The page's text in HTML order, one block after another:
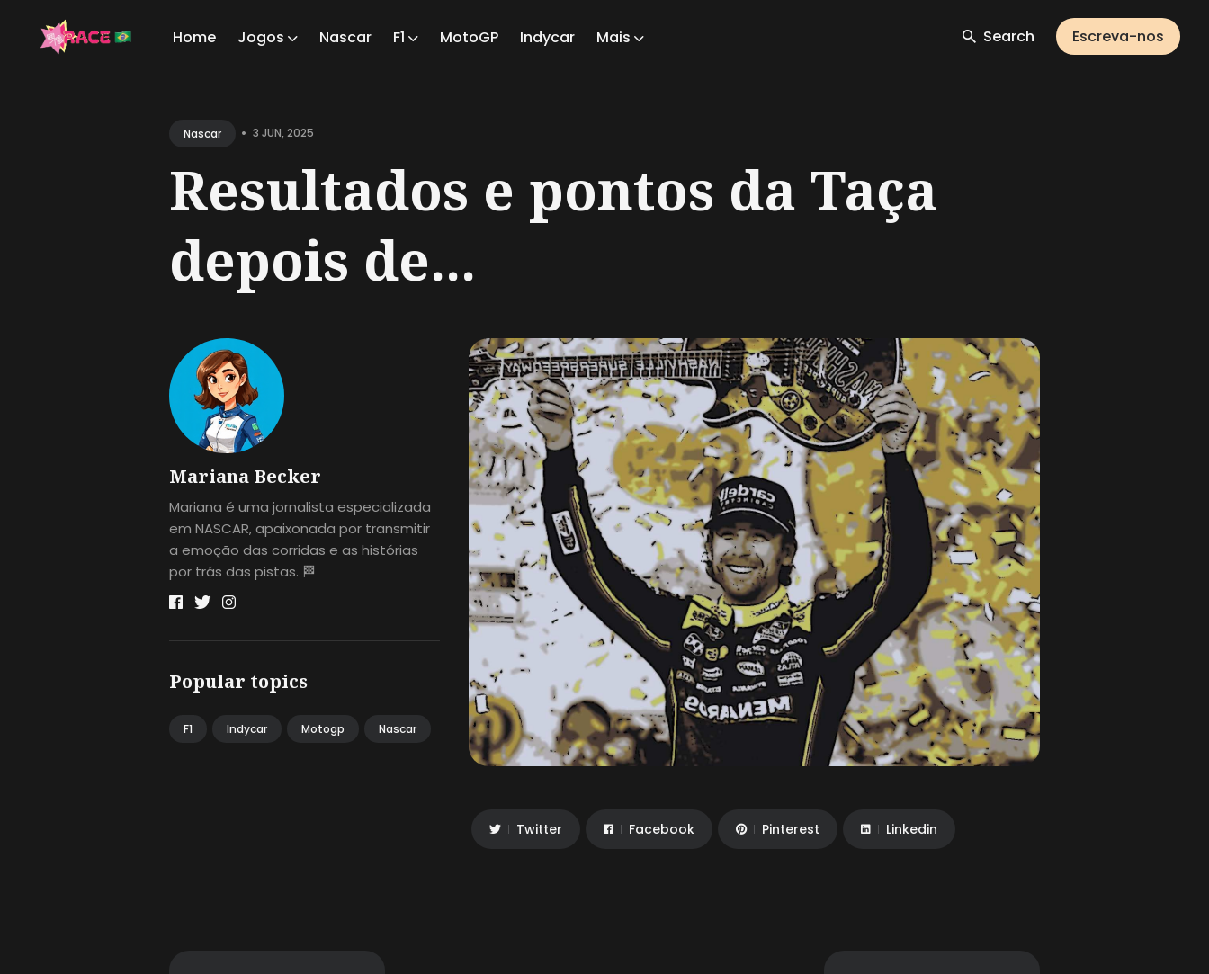
Home Jogos Nascar F1 MotoGP Indycar Mais Search Escreva-nos
Nascar • 3 JUN, 2025
Resultados e pontos da Taça
depois de...
Mariana Becker
Mariana é uma jornalista especializada
em NASCAR, apaixonada por transmitir
a emoção das corridas e as histórias
por trás das pistas. 🏁
Popular topics
F1 Indycar Motogp Nascar
Twitter Facebook Pinterest Linkedin